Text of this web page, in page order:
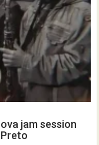
jam session